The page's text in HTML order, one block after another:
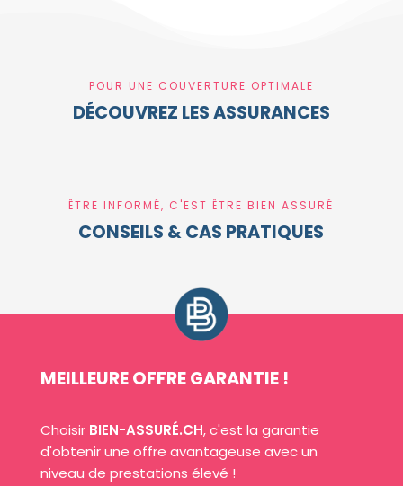
POUR UNE COUVERTURE OPTIMALE
DÉCOUVREZ LES ASSURANCES
ÊTRE INFORMÉ, C'EST ÊTRE BIEN ASSURÉ
CONSEILS & CAS PRATIQUES
MEILLEURE OFFRE GARANTIE !
Choisir BIEN-ASSURÉ.CH, c'est la garantie
d'obtenir une offre avantageuse avec un
niveau de prestations élevé !